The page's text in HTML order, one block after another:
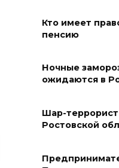
бывшей
08 августа 2026
жителей
с Днем
Кто имеет
пенсию
Ночные
ожидаются в
Шар-
Ростовской